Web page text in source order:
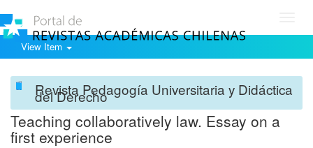
View Item
Revista Pedagogía Universitaria y Didáctica
del Derecho
Teaching collaboratively law. Essay on a
first experience